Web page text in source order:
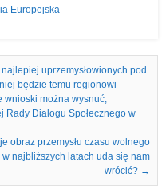
Europejska
uprzemysłowionych pod
będzie temu regionowi
wnioski można wysnuć,
Rady Dialogu Społecznego w
obraz przemysłu czasu wolnego
najbliższych latach uda się nam
wrócić? →